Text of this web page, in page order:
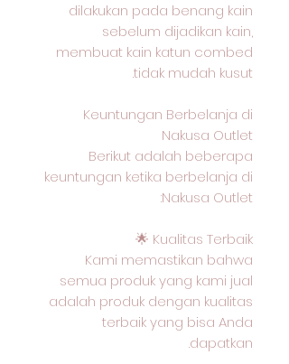
dilakukan pada benang kain
sebelum dijadikan kain,
membuat kain katun combed
tidak mudah kusut.
Keuntungan Berbelanja di
Nakusa Outlet
Berikut adalah beberapa
keuntungan ketika berbelanja di
Nakusa Outlet:
Kualitas Terbaik 🌟
Kami memastikan bahwa
semua produk yang kami jual
adalah produk dengan kualitas
terbaik yang bisa Anda
dapatkan.